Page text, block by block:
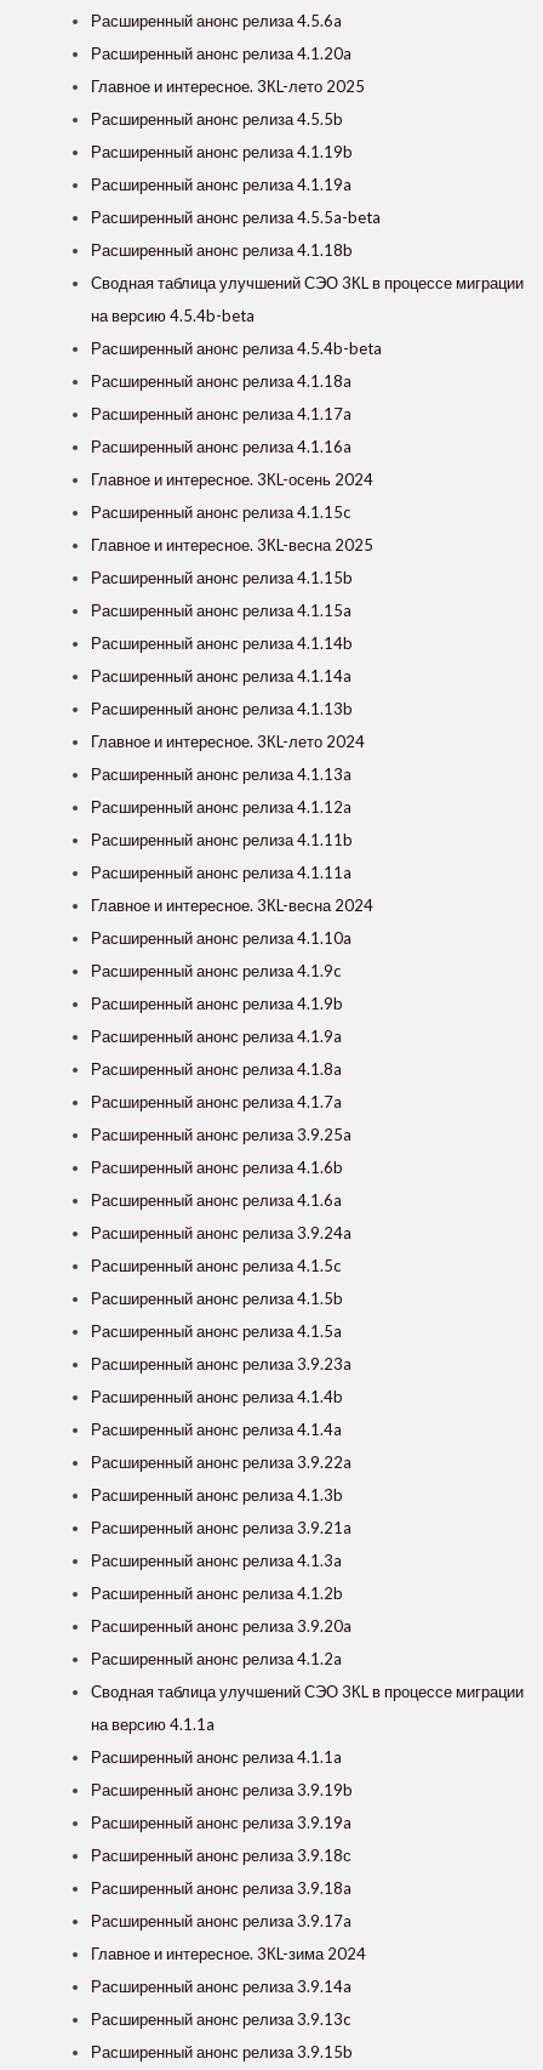
Расширенный анонс релиза 4.5.6a
Расширенный анонс релиза 4.1.20a
Главное и интересное. 3КL-лето 2025
Расширенный анонс релиза 4.5.5b
Расширенный анонс релиза 4.1.19b
Расширенный анонс релиза 4.1.19a
Расширенный анонс релиза 4.5.5a-beta
Расширенный анонс релиза 4.1.18b
Сводная таблица улучшений СЭО 3КL в процессе миграции
на версию 4.5.4b-beta
Расширенный анонс релиза 4.5.4b-beta
Расширенный анонс релиза 4.1.18a
Расширенный анонс релиза 4.1.17a
Расширенный анонс релиза 4.1.16a
Главное и интересное. 3КL-осень 2024
Расширенный анонс релиза 4.1.15c
Главное и интересное. 3КL-весна 2025
Расширенный анонс релиза 4.1.15b
Расширенный анонс релиза 4.1.15a
Расширенный анонс релиза 4.1.14b
Расширенный анонс релиза 4.1.14a
Расширенный анонс релиза 4.1.13b
Главное и интересное. 3КL-лето 2024
Расширенный анонс релиза 4.1.13a
Расширенный анонс релиза 4.1.12a
Расширенный анонс релиза 4.1.11b
Расширенный анонс релиза 4.1.11a
Главное и интересное. 3КL-весна 2024
Расширенный анонс релиза 4.1.10a
Расширенный анонс релиза 4.1.9c
Расширенный анонс релиза 4.1.9b
Расширенный анонс релиза 4.1.9a
Расширенный анонс релиза 4.1.8a
Расширенный анонс релиза 4.1.7a
Расширенный анонс релиза 3.9.25a
Расширенный анонс релиза 4.1.6b
Расширенный анонс релиза 4.1.6a
Расширенный анонс релиза 3.9.24a
Расширенный анонс релиза 4.1.5c
Расширенный анонс релиза 4.1.5b
Расширенный анонс релиза 4.1.5a
Расширенный анонс релиза 3.9.23a
Расширенный анонс релиза 4.1.4b
Расширенный анонс релиза 4.1.4a
Расширенный анонс релиза 3.9.22a
Расширенный анонс релиза 4.1.3b
Расширенный анонс релиза 3.9.21a
Расширенный анонс релиза 4.1.3a
Расширенный анонс релиза 4.1.2b
Расширенный анонс релиза 3.9.20a
Расширенный анонс релиза 4.1.2a
Сводная таблица улучшений СЭО 3КL в процессе миграции
на версию 4.1.1a
Расширенный анонс релиза 4.1.1a
Расширенный анонс релиза 3.9.19b
Расширенный анонс релиза 3.9.19a
Расширенный анонс релиза 3.9.18с
Расширенный анонс релиза 3.9.18a
Расширенный анонс релиза 3.9.17a
Главное и интересное. 3КL-зима 2024
Расширенный анонс релиза 3.9.14a
Расширенный анонс релиза 3.9.13c
Расширенный анонс релиза 3.9.15b